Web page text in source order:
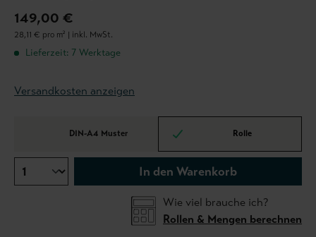
149,00 €
28,11 € pro m² | inkl. MwSt.
Lieferzeit: 7 Werktage
Versandkosten anzeigen
DIN-A4 Muster Rolle
In den Warenkorb
Wie viel brauche ich?
Rollen & Mengen berechnen